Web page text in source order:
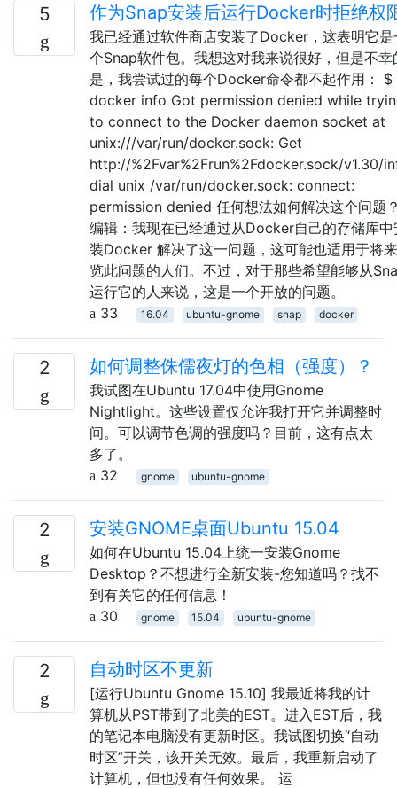
5 作为Snap安装后运行Docker时拒绝权
我已经通过软件商店安装了Docker，这表明它是
个Snap软件包。我想这对我来说很好，但是不幸
是，我尝试过的每个Docker命令都不起作用： $
docker info Got permission denied while
to connect to the Docker daemon socket at
unix:///var/run/docker.sock: Get
http://%2Fvar%2Frun%2Fdocker.sock/v1.30/
dial unix /var/run/docker.sock: connect:
permission denied 任何想法如何解决这个问题
编辑：我现在已经通过从Docker自己的存储库中
装Docker 解决了这一问题，这可能也适用于将
览此问题的人们。不过，对于那些希望能够从
运行它的人来说，这是一个开放的问题。
33
16.04 ubuntu-gnome snap docker
2 如何调整侏儒夜灯的色相（强度）？
我试图在Ubuntu 17.04中使用Gnome
Nightlight。这些设置仅允许我打开它并调整时
间。可以调节色调的强度吗？目前，这有点太
多了。
32
gnome ubuntu-gnome
2 安装GNOME桌面Ubuntu 15.04
如何在Ubuntu 15.04上统一安装Gnome
Desktop？不想进行全新安装-您知道吗？找不
到有关它的任何信息！
30
gnome 15.04 ubuntu-gnome
2 自动时区不更新
[运行Ubuntu Gnome 15.10] 我最近将我的计
算机从PST带到了北美的EST。进入EST后​​，我
的笔记本电脑没有更新时区。我试图切换“自动
时区”开关，该开关无效。最后，我重新启动了
计算机，但也没有任何效果。 运